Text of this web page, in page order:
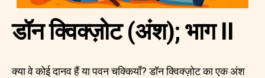
डॉन क्विक्ज़ोट (अंश); भाग II
क्या वे कोई दानव हैं या पवन चक्कियाँ? डॉन क्विक्ज़ोट का एक अंश